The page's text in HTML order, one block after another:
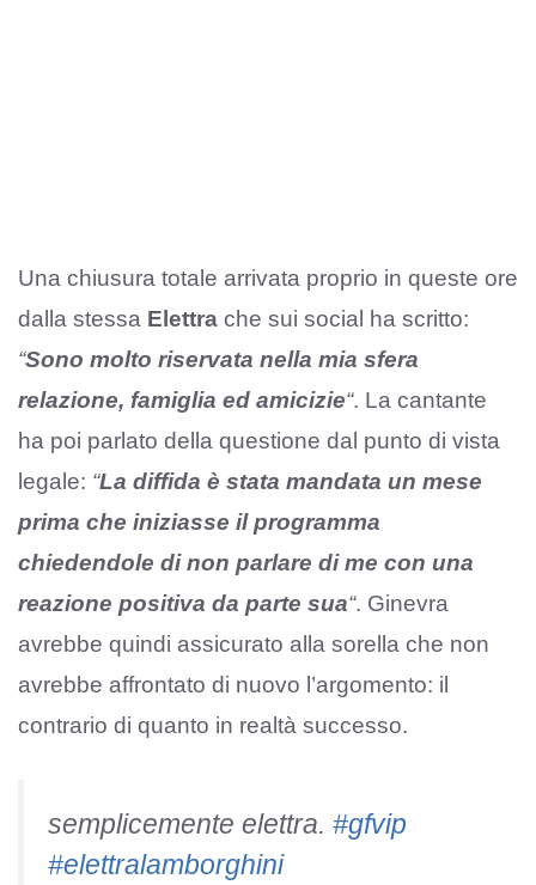
Una chiusura totale arrivata proprio in queste ore
dalla stessa Elettra che sui social ha scritto:
“Sono molto riservata nella mia sfera
relazione, famiglia ed amicizie“. La cantante
ha poi parlato della questione dal punto di vista
legale: “La diffida è stata mandata un mese
prima che iniziasse il programma
chiedendole di non parlare di me con una
reazione positiva da parte sua“. Ginevra
avrebbe quindi assicurato alla sorella che non
avrebbe affrontato di nuovo l’argomento: il
contrario di quanto in realtà successo.
semplicemente elettra. #gfvip
#elettralamborghini